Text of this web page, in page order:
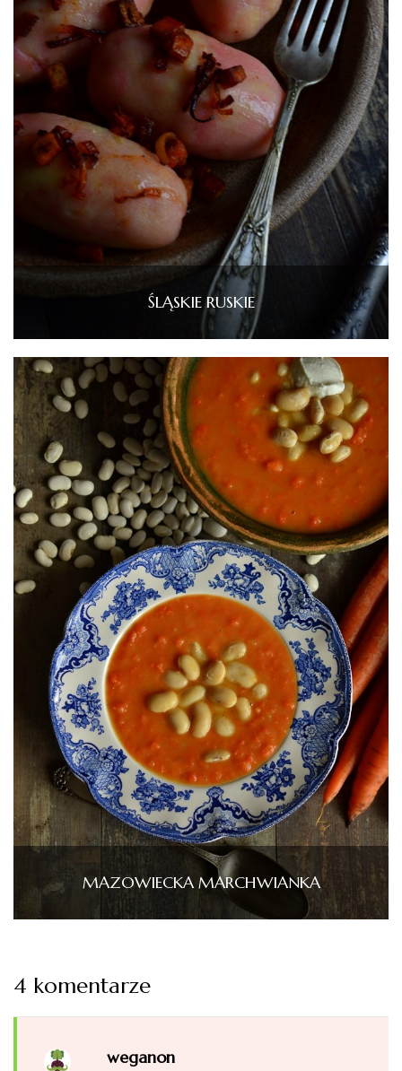
ŚLĄSKIE RUSKIE
MAZOWIECKA MARCHWIANKA
4 komentarze
weganon